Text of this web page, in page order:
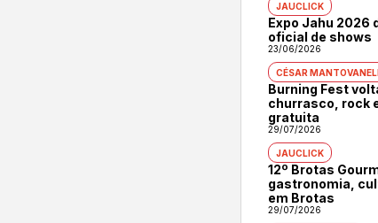
JAUCLICK
Expo Jahu 2026
oficial de shows
23/06/2026
CÉSAR
Burning Fest
churrasco, rock
gratuita
29/07/2026
JAUCLICK
12º Brotas
gastronomia,
em Brotas
29/07/2026